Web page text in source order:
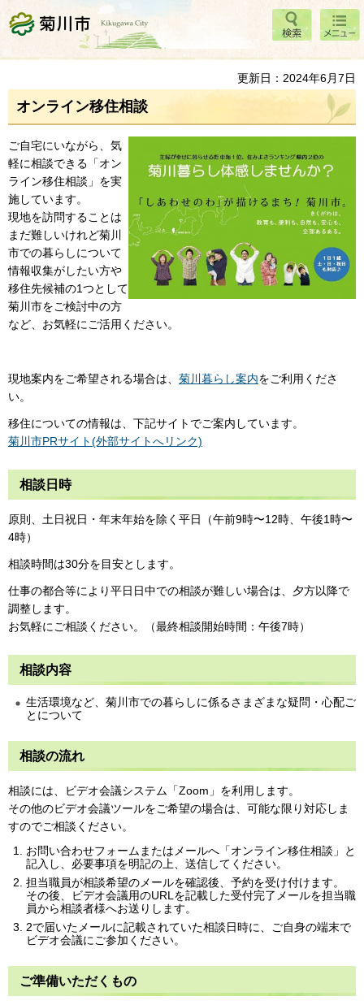
菊川市 検索
メニ
ュー
更新日：2024年6月7日
オンライン移住相談
ご自宅にいながら、気
軽に相談できる「オン
ライン移住相談」を実
施しています。
現地を訪問することは
まだ難しいけれど菊川
市での暮らしについて
情報収集がしたい方や
移住先候補の1つとして
菊川市をご検討中の方
など、お気軽にご活用ください。
現地案内をご希望される場合は、 菊川暮らし案内をご利用くださ
い。
移住についての情報は、下記サイトでご案内しています。
菊川市PRサイト(外部サイトへリンク)
相談日時
原則、土日祝日・年末年始を除く平日（午前9時〜12時、午後1時〜
4時）
相談時間は30分を目安とします。
仕事の都合等により平日日中での相談が難しい場合は、夕方以降で
調整します。
お気軽にご相談ください。（最終相談開始時間：午後7時）
相談内容
生活環境など、菊川市での暮らしに係るさまざまな疑問・心配ご
とについて
相談の流れ
相談には、ビデオ会議システム「Zoom」を利用します。
その他のビデオ会議ツールをご希望の場合は、可能な限り対応しま
すのでご相談ください。
お問い合わせフォームまたはメールへ「オンライン移住相談」と
記入し、必要事項を明記の上、送信してください。
担当職員が相談希望のメールを確認後、予約を受け付けます。
その後、ビデオ会議用のURLを記載した受付完了メールを担当職
員から相談者様へお送りします。
2で届いたメールに記載されていた相談日時に、ご自身の端末で
ビデオ会議にご参加ください。
ご準備いただくもの